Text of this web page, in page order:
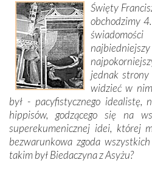
Święty
obchodzimy
jednak strony
widzieć w
był - pacyfistycznego idealistę,
hippisów, godzącego się na
superekumenicznej idei, której
bezwarunkowa zgoda
takim był Biedaczyna z Asyżu?